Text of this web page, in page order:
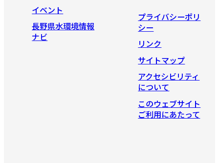
イベント
長野県水環境情報
ナビ
プライバシーポリ
シー
リンク
サイトマップ
アクセシビリティ
について
このウェブサイト
ご利用にあたって